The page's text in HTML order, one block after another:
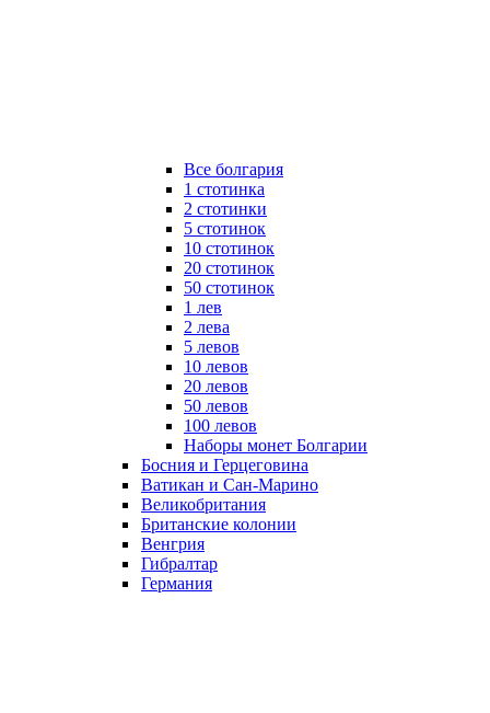
Все болгария
1 стотинка
2 стотинки
5 стотинок
10 стотинок
20 стотинок
50 стотинок
1 лев
2 лева
5 левов
10 левов
20 левов
50 левов
100 левов
Наборы монет Болгарии
Босния и Герцеговина
Ватикан и Сан-Марино
Великобритания
Британские колонии
Венгрия
Гибралтар
Германия